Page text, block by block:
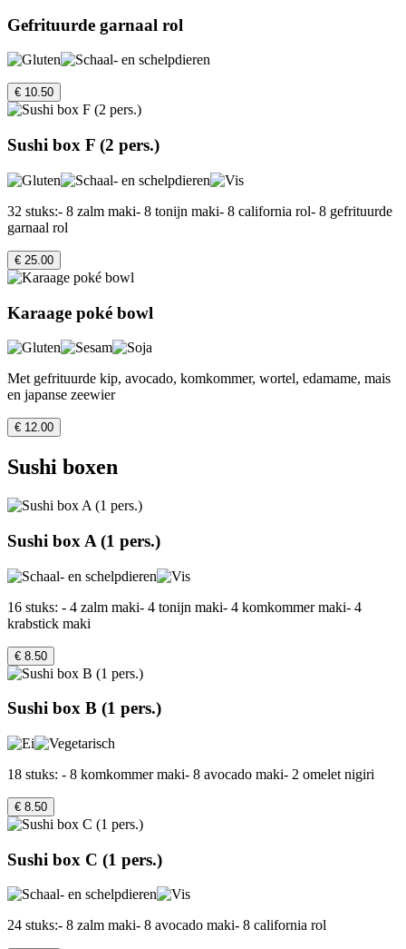
Gefrituurde garnaal rol
€ 10.50
Sushi box F (2 pers.)
32 stuks:- 8 zalm maki- 8 tonijn maki- 8 california rol- 8 gefrituurde
garnaal rol
€ 25.00
Karaage poké bowl
Met gefrituurde kip, avocado, komkommer, wortel, edamame, mais
en japanse zeewier
€ 12.00
Sushi boxen
Sushi box A (1 pers.)
16 stuks: - 4 zalm maki- 4 tonijn maki- 4 komkommer maki- 4
krabstick maki
€ 8.50
Sushi box B (1 pers.)
18 stuks: - 8 komkommer maki- 8 avocado maki- 2 omelet nigiri
€ 8.50
Sushi box C (1 pers.)
24 stuks:- 8 zalm maki- 8 avocado maki- 8 california rol